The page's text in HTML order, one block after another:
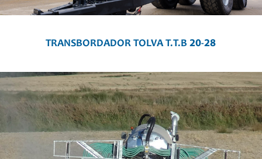
TRANSBORDADOR TOLVA T.T.B 20-28